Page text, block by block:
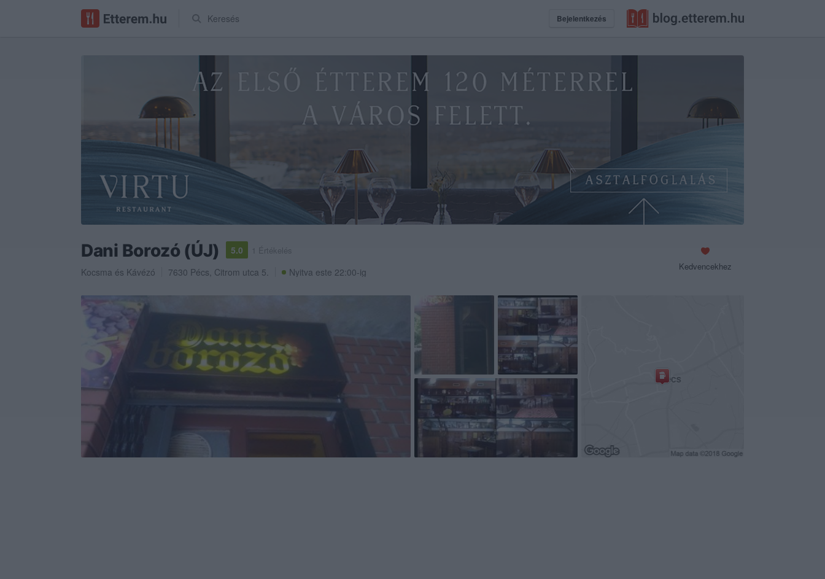
Keresés Bejelentkezés
Dani Borozó (ÚJ) 5.0 1 Értékelés
Kocsma és Kávézó 7630 Pécs, Citrom utca 5. Nyitva este 22:00-ig Kedvencekhez